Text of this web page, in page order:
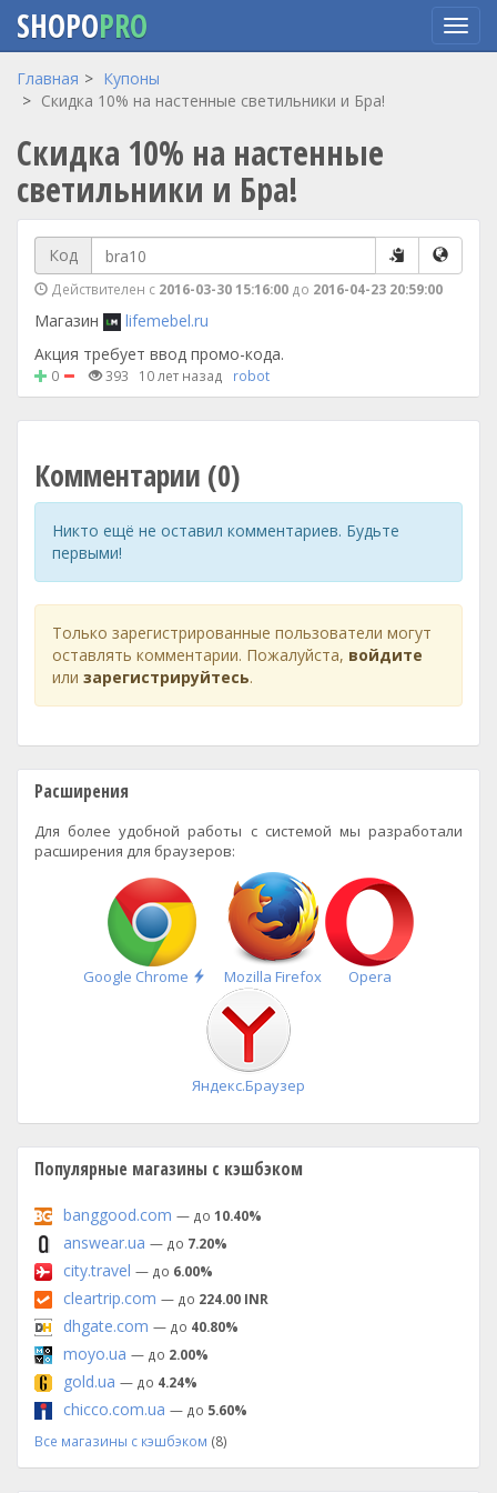
Перейти
содержанию
SHOPOPRO
Главная
Купоны
Скидка 10% на настенные светильники и Бра!
Скидка 10% на настенные
светильники и Бра!
Код
Действителен с 2016-03-30 15:16:00 до 2016-04-23 20:59:00
Магазин
lifemebel.ru
Акция требует ввод промо-кода.
0 393 10 лет назад robot
Комментарии (0)
Никто ещё не оставил комментариев. Будьте
первыми!
Только зарегистрированные пользователи могут
оставлять комментарии. Пожалуйста, войдите
или зарегистрируйтесь.
Расширения
Для более удобной работы с системой мы разработали
расширения для браузеров:
Google Chrome
Быстрая
установка
Mozilla Firefox Opera
Яндекс.Браузер
Популярные магазины с кэшбэком
banggood.com — до 10.40%
answear.ua — до 7.20%
city.travel — до 6.00%
cleartrip.com — до 224.00 INR
dhgate.com — до 40.80%
moyo.ua — до 2.00%
gold.ua — до 4.24%
chicco.com.ua — до 5.60%
Все магазины с кэшбэком (8)